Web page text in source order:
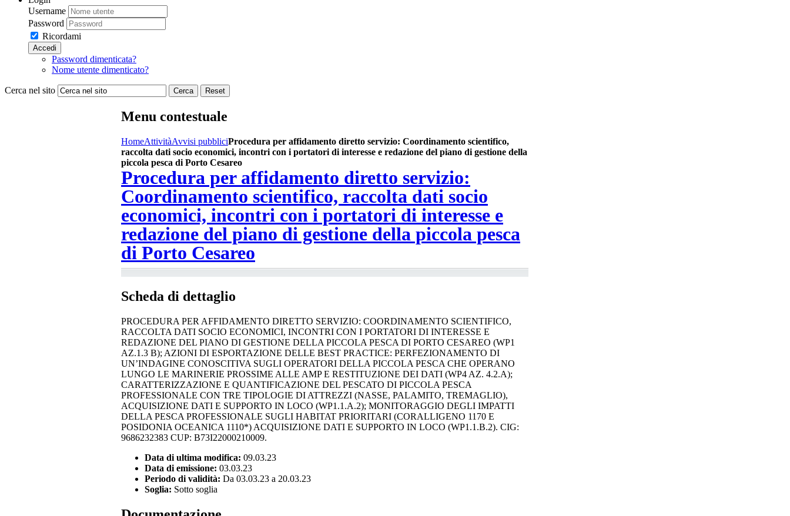
Username
Password
Ricordami
Accedi
Password dimenticata?
Nome utente dimenticato?
Cerca nel sito Cerca Reset
Menu contestuale
HomeAttivitàAvvisi pubbliciProcedura per affidamento diretto servizio: Coordinamento scientifico,
raccolta dati socio economici, incontri con i portatori di interesse e redazione del piano di gestione della
piccola pesca di Porto Cesareo
Procedura per affidamento diretto servizio:
Coordinamento scientifico, raccolta dati socio
economici, incontri con i portatori di interesse e
redazione del piano di gestione della piccola pesca
di Porto Cesareo
Scheda di dettaglio
PROCEDURA PER AFFIDAMENTO DIRETTO SERVIZIO: COORDINAMENTO SCIENTIFICO,
RACCOLTA DATI SOCIO ECONOMICI, INCONTRI CON I PORTATORI DI INTERESSE E
REDAZIONE DEL PIANO DI GESTIONE DELLA PICCOLA PESCA DI PORTO CESAREO (WP1
AZ.1.3 B); AZIONI DI ESPORTAZIONE DELLE BEST PRACTICE: PERFEZIONAMENTO DI
UN’INDAGINE CONOSCITIVA SUGLI OPERATORI DELLA PICCOLA PESCA CHE OPERANO
LUNGO LE MARINERIE PROSSIME ALLE AMP E RESTITUZIONE DEI DATI (WP4 AZ. 4.2.A);
CARATTERIZZAZIONE E QUANTIFICAZIONE DEL PESCATO DI PICCOLA PESCA
PROFESSIONALE CON TRE TIPOLOGIE DI ATTREZZI (NASSE, PALAMITO, TREMAGLIO),
ACQUISIZIONE DATI E SUPPORTO IN LOCO (WP1.1.A.2); MONITORAGGIO DEGLI IMPATTI
DELLA PESCA PROFESSIONALE SUGLI HABITAT PRIORITARI (CORALLIGENO 1170 E
POSIDONIA OCEANICA 1110*) ACQUISIZIONE DATI E SUPPORTO IN LOCO (WP1.1.B.2). CIG:
9686232383 CUP: B73I22000210009.
Data di ultima modifica: 09.03.23
Data di emissione: 03.03.23
Periodo di validità: Da 03.03.23 a 20.03.23
Soglia: Sotto soglia